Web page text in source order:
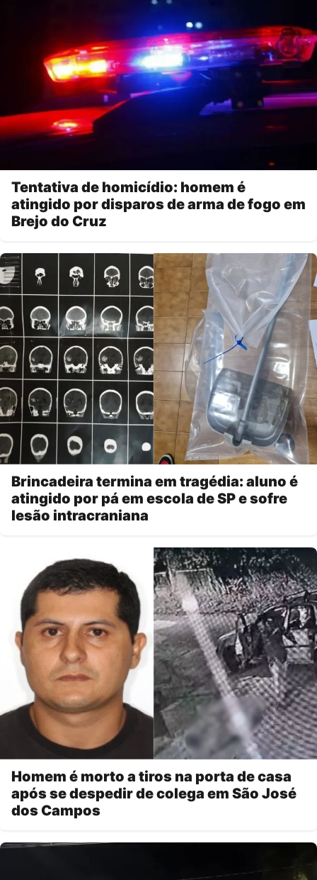
Tentativa de homicídio: homem é
atingido por disparos de arma de fogo em
Brejo do Cruz
Brincadeira termina em tragédia: aluno é
atingido por pá em escola de SP e sofre
lesão intracraniana
Homem é morto a tiros na porta de casa
após se despedir de colega em São José
dos Campos